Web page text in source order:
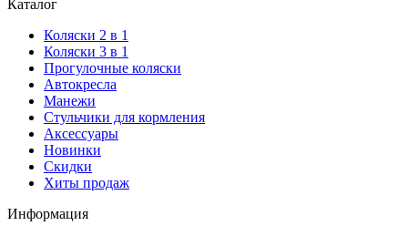
Каталог
Коляски 2 в 1
Коляски 3 в 1
Прогулочные коляски
Автокресла
Манежи
Стульчики для кормления
Аксессуары
Новинки
Скидки
Хиты продаж
Информация